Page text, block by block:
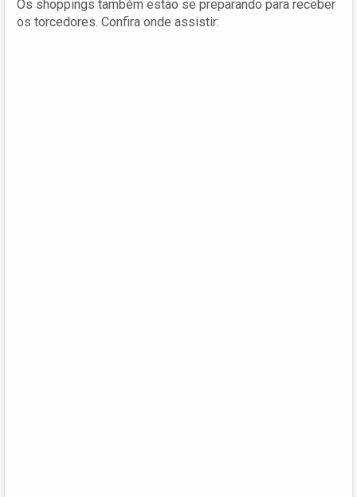
Os shoppings também estão se preparando para receber
os torcedores. Confira onde assistir: